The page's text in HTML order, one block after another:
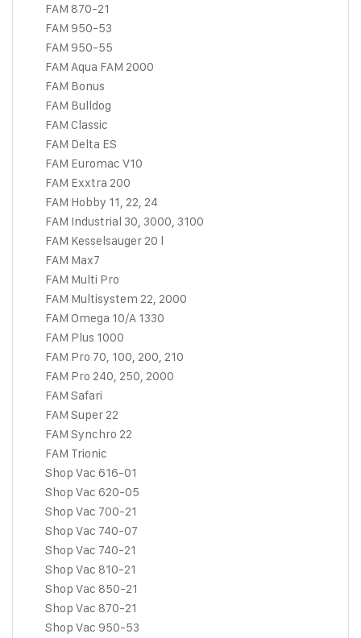
FAM 870-21
FAM 950-53
FAM 950-55
FAM Aqua FAM 2000
FAM Bonus
FAM Bulldog
FAM Classic
FAM Delta ES
FAM Euromac V10
FAM Exxtra 200
FAM Hobby 11, 22, 24
FAM Industrial 30, 3000, 3100
FAM Kesselsauger 20 l
FAM Max7
FAM Multi Pro
FAM Multisystem 22, 2000
FAM Omega 10/A 1330
FAM Plus 1000
FAM Pro 70, 100, 200, 210
FAM Pro 240, 250, 2000
FAM Safari
FAM Super 22
FAM Synchro 22
FAM Trionic
Shop Vac 616-01
Shop Vac 620-05
Shop Vac 700-21
Shop Vac 740-07
Shop Vac 740-21
Shop Vac 810-21
Shop Vac 850-21
Shop Vac 870-21
Shop Vac 950-53